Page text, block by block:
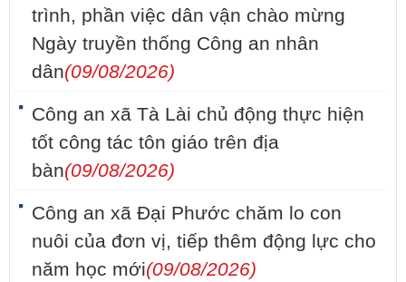
trình, phần việc dân vận chào mừng
Ngày truyền thống Công an nhân
dân(09/08/2026)
Công an xã Tà Lài chủ động thực hiện
tốt công tác tôn giáo trên địa
bàn(09/08/2026)
Công an xã Đại Phước chăm lo con
nuôi của đơn vị, tiếp thêm động lực cho
năm học mới(09/08/2026)